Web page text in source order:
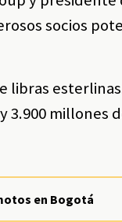
socios
libras
3.900 millones
en Bogotá